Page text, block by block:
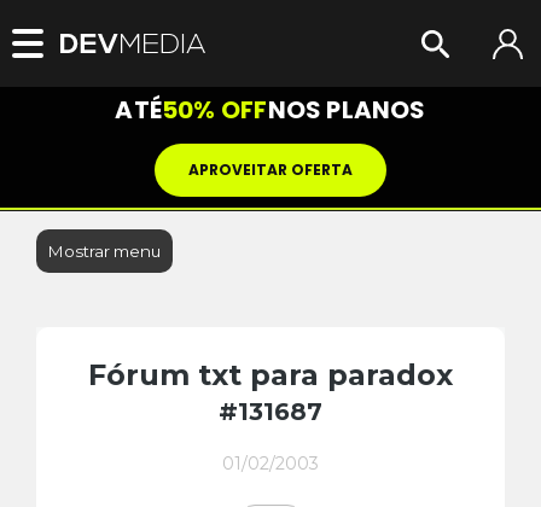
ATÉ50% OFFNOS PLANOS
APROVEITAR OFERTA
Mostrar menu
Fórum txt para paradox
#131687
01/02/2003